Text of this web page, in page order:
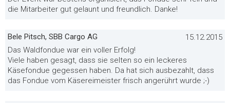
die Mitarbeiter gut gelaunt und freundlich. Danke!
Bele Pitsch, SBB Cargo AG
15.12.2015
Das Waldfondue war ein voller Erfolg!
Viele haben gesagt, dass sie selten so ein leckeres
Käsefondue gegessen haben. Da hat sich ausbezahlt, dass
das Fondue vom Käsereimeister frisch angerührt wurde ;-)